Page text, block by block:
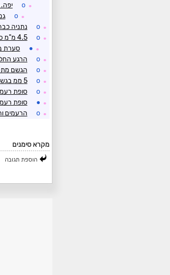
☼
o יפה. 13 מ"מ בעין החורש על פי תצפיות
☼
o
☼
o נתניה
☼
o 4.5 מ"מ כבר בחוף תל אביב על פי תצפיות האתר
☼
● סערת
☼
o הרגע
☼
o הגשם
☼
o 5 ממ בגשם יפה מאוד עד כה. נראה שמתחדש לאחר הפוגה קצרה
☼
o סופת
☼
● סופת
☼
o הרעמים
מקרא סימנים
הוספת תגובה